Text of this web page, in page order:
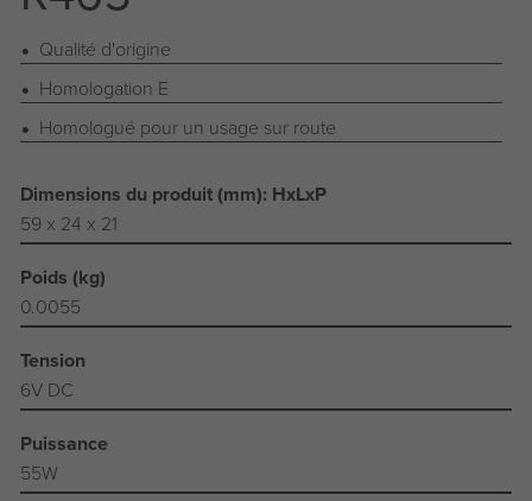
Qualité d'origine
Homologation E
Homologué pour un usage sur route
Dimensions du produit (mm): HxLxP
59 x 24 x 21
Poids (kg)
0.0055
Tension
6V DC
Puissance
55W